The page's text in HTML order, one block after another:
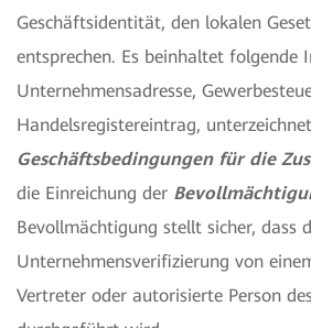
Geschäftsidentität, den lokalen
entsprechen. Es beinhaltet folgende
Unternehmensadresse,
Handelsregistereintrag,
Geschäftsbedingungen für die
die Einreichung der
Bevollmächtigung stellt sicher, dass
Unternehmensverifizierung von
Vertreter oder autorisierte Person